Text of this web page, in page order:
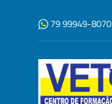
79 99949-8070